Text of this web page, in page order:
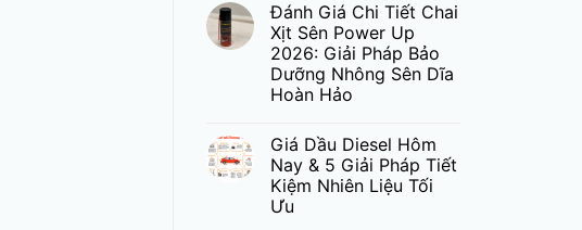
Đánh Giá Chi Tiết Chai
Xịt Sên Power Up
2026: Giải Pháp Bảo
Dưỡng Nhông Sên Dĩa
Hoàn Hảo
Giá Dầu Diesel Hôm
Nay & 5 Giải Pháp Tiết
Kiệm Nhiên Liệu Tối
Ưu